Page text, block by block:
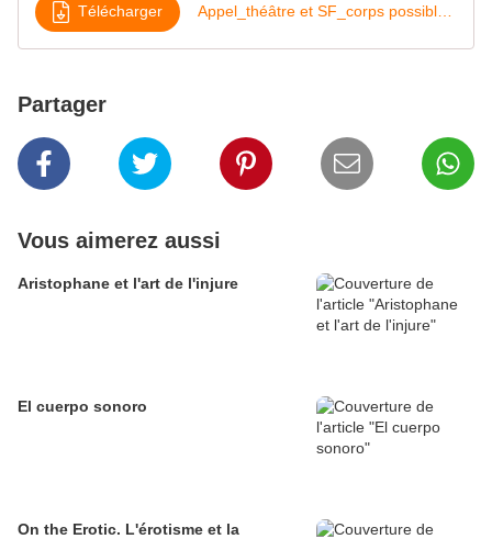
Télécharger Appel_théâtre et SF_corps possibles et mondes parallèles_UT2J
Partager
Vous aimerez aussi
Aristophane et l'art de l'injure
El cuerpo sonoro
On the Erotic. L'érotisme et la